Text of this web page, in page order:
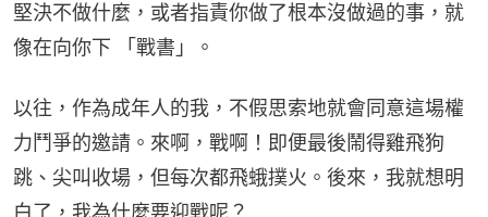
堅決不做什麼，或者指責你做了根本沒做過的事，就
像在向你下 「戰書」。
以往，作為成年人的我，不假思索地就會同意這場權
力鬥爭的邀請。來啊，戰啊！即便最後鬧得雞飛狗
跳、尖叫收場，但每次都飛蛾撲火。後來，我就想明